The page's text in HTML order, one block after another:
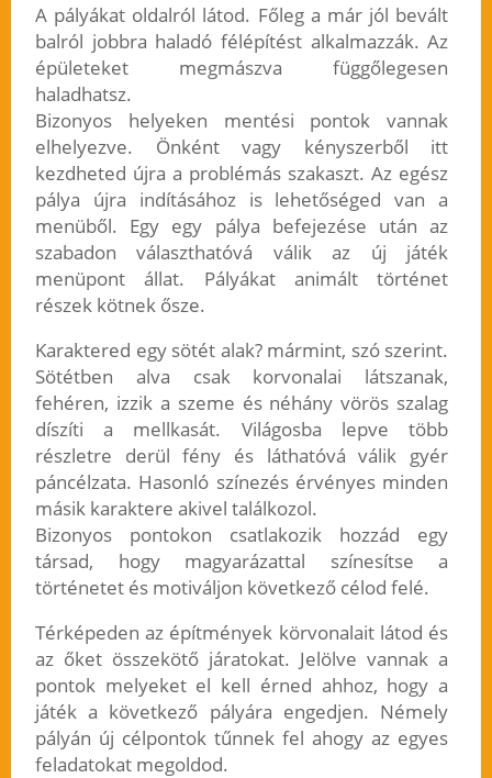
A pályákat oldalról látod. Főleg a már jól bevált
balról jobbra haladó félépítést alkalmazzák. Az
épületeket megmászva függőlegesen
haladhatsz.
Bizonyos helyeken mentési pontok vannak
elhelyezve. Önként vagy kényszerből itt
kezdheted újra a problémás szakaszt. Az egész
pálya újra indításához is lehetőséged van a
menüből. Egy egy pálya befejezése után az
szabadon választhatóvá válik az új játék
menüpont állat. Pályákat animált történet
részek kötnek ősze.
Karaktered egy sötét alak? mármint, szó szerint.
Sötétben alva csak korvonalai látszanak,
fehéren, izzik a szeme és néhány vörös szalag
díszíti a mellkasát. Világosba lepve több
részletre derül fény és láthatóvá válik gyér
páncélzata. Hasonló színezés érvényes minden
másik karaktere akivel találkozol.
Bizonyos pontokon csatlakozik hozzád egy
társad, hogy magyarázattal színesítse a
történetet és motiváljon következő célod felé.
Térképeden az építmények körvonalait látod és
az őket összekötő járatokat. Jelölve vannak a
pontok melyeket el kell érned ahhoz, hogy a
játék a következő pályára engedjen. Némely
pályán új célpontok tűnnek fel ahogy az egyes
feladatokat megoldod.